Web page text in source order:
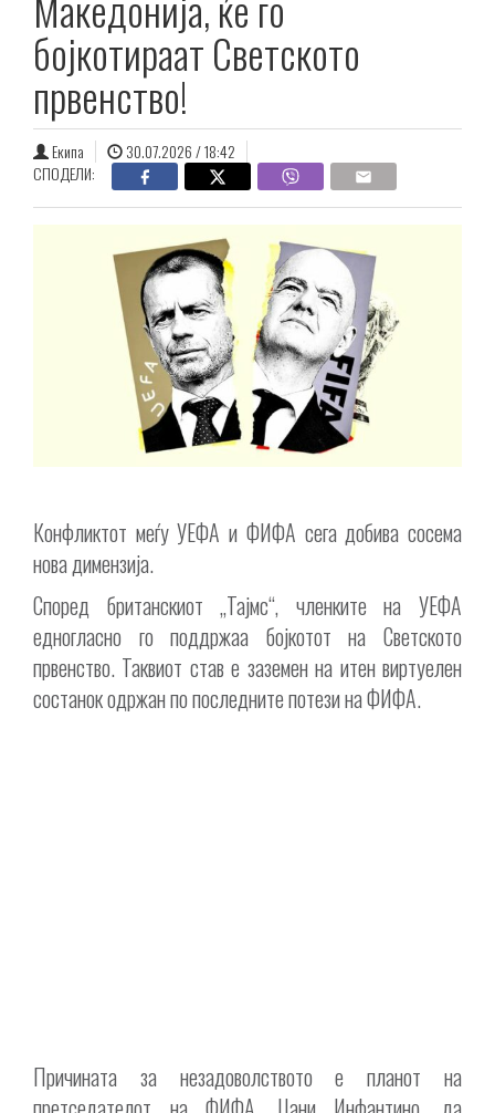
бојкотираат Светското
првенство!
Екипа
30.07.2026 / 18:42
СПОДЕЛИ:
Конфликтот меѓу УЕФА и ФИФА сега добива сосема
нова димензија.
Според британскиот „Тајмс“, членките на УЕФА
едногласно го поддржаа бојкотот на Светското
првенство. Таквиот став е заземен на итен виртуелен
состанок одржан по последните потези на ФИФА.
Причината за незадоволството е планот на